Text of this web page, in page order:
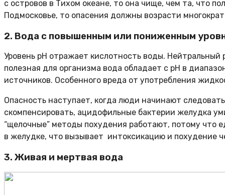
с островов в Тихом океане, то она чище, чем та, что
Подмосковье, то опасения должны возрасти
2. Вода с повышенным или пониженным
Уровень pH отражает кислотность воды.
полезная для организма вода обладает с pH в
источников. Особенного вреда от употребления
Опасность наступает, когда люди начинают
скомпенсировать, ацидофильные бактерии желудка
“щелочные” методы похудения работают, потому что
в желудке, что вызывает интоксикацию и похудение
3. Живая и мертвая вода